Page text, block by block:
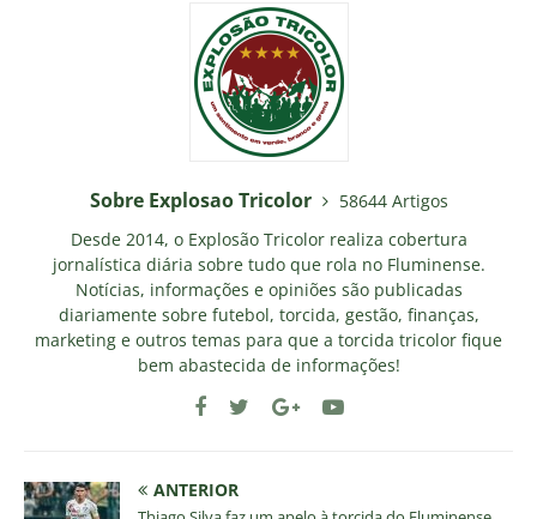
Sobre Explosao Tricolor
58644 Artigos
Desde 2014, o Explosão Tricolor realiza cobertura
jornalística diária sobre tudo que rola no Fluminense.
Notícias, informações e opiniões são publicadas
diariamente sobre futebol, torcida, gestão, finanças,
marketing e outros temas para que a torcida tricolor fique
bem abastecida de informações!
ANTERIOR